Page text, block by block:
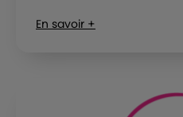
En savoir +